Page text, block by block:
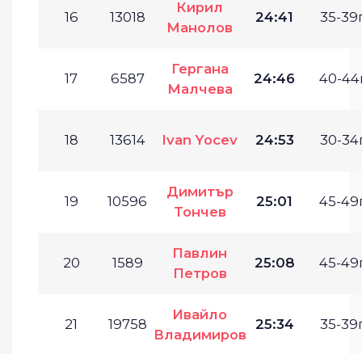
16 13018
Кирил
Манолов
24:41 35-
17 6587
Гергана
Малчева
24:46 40-
18 13614 Ivan Yocev 24:53 30-
19 10596
Димитър
Тончев
25:01 45-
20 1589
Павлин
Петров
25:08 45-
21 19758
Ивайло
Владимиров
25:34 35-